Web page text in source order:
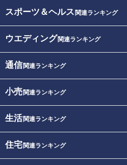
スポーツ＆ヘルス 関連ランキング
ウエディング関連ランキング
通信関連ランキング
小売関連ランキング
生活関連ランキング
住宅関連ランキング